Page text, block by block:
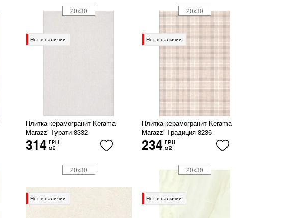
Нет в наличии
Плитка керамогранит Kerama
Marazzi Турати 8332
314 ГРН
м2
20x30
Нет в наличии
Плитка керамогранит Kerama
Marazzi Традиция 8236
234 ГРН
м2
20x30
Нет в наличии
20x30
Нет в наличии
20x30